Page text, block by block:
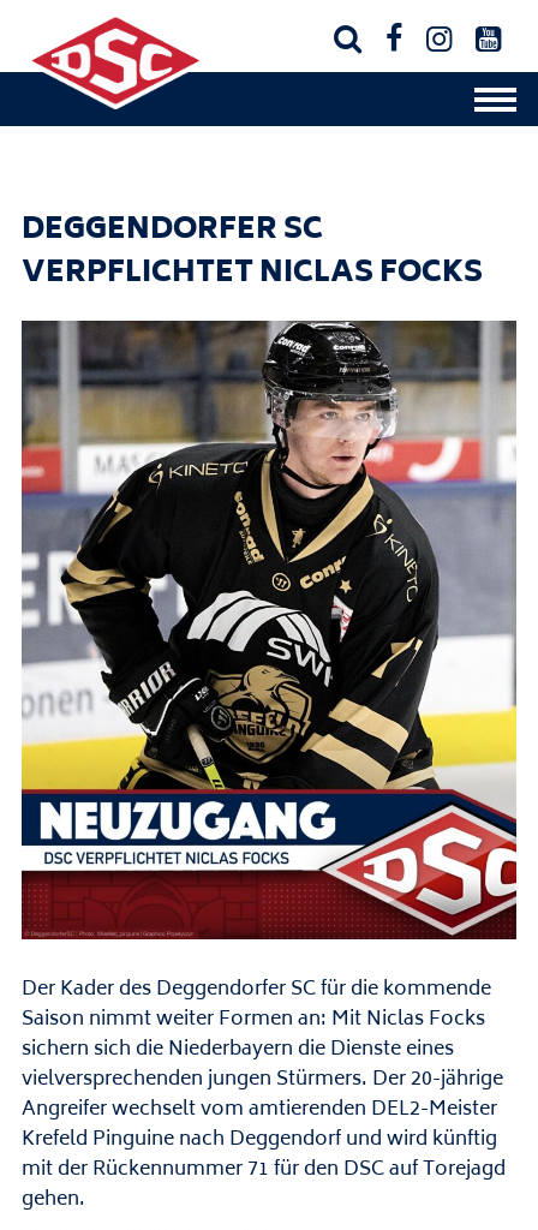
   
DEGGENDORFER SC
VERPFLICHTET NICLAS FOCKS
Der Kader des Deggendorfer SC für die kommende
Saison nimmt weiter Formen an: Mit Niclas Focks
sichern sich die Niederbayern die Dienste eines
vielversprechenden jungen Stürmers. Der 20-jährige
Angreifer wechselt vom amtierenden DEL2-Meister
Krefeld Pinguine nach Deggendorf und wird künftig
mit der Rückennummer 71 für den DSC auf Torejagd
gehen.